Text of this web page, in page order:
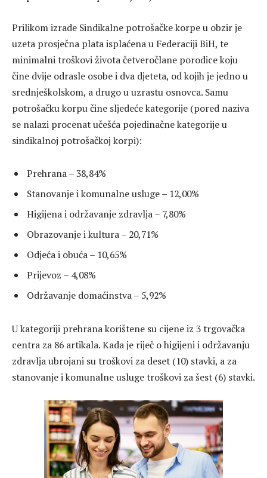
Prilikom izrade Sindikalne potrošačke korpe u obzir je
uzeta prosječna plata isplaćena u Federaciji BiH, te
minimalni troškovi života četveročlane porodice koju
čine dvije odrasle osobe i dva djeteta, od kojih je jedno u
srednješkolskom, a drugo u uzrastu osnovca. Samu
potrošačku korpu čine sljedeće kategorije (pored naziva
se nalazi procenat učešća pojedinačne kategorije u
sindikalnoj potrošačkoj korpi):
Prehrana – 38,84%
Stanovanje i komunalne usluge – 12,00%
Higijena i održavanje zdravlja – 7,80%
Obrazovanje i kultura – 20,71%
Odjeća i obuća – 10,65%
Prijevoz – 4,08%
Održavanje domaćinstva – 5,92%
U kategoriji prehrana korištene su cijene iz 3 trgovačka
centra za 86 artikala. Kada je riječ o higijeni i održavanju
zdravlja ubrojani su troškovi za deset (10) stavki, a za
stanovanje i komunalne usluge troškovi za šest (6) stavki.